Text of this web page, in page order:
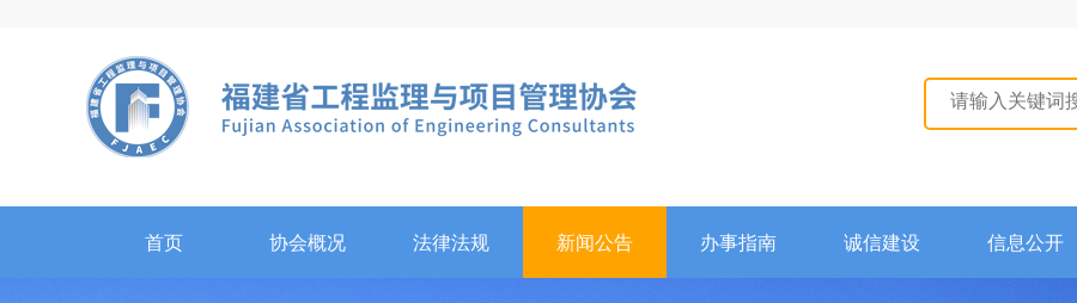
首页 协会概况 法律法规 新闻公告 办事指南 诚信建设 信息公开